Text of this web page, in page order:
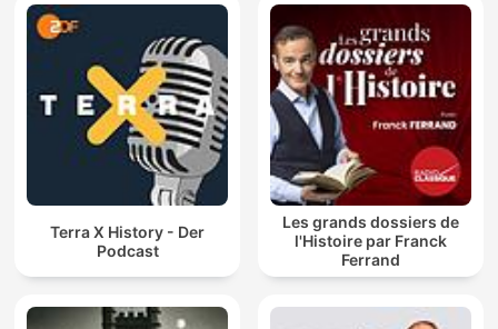
Terra X History - Der
Podcast
Les grands dossiers de
l'Histoire par Franck
Ferrand